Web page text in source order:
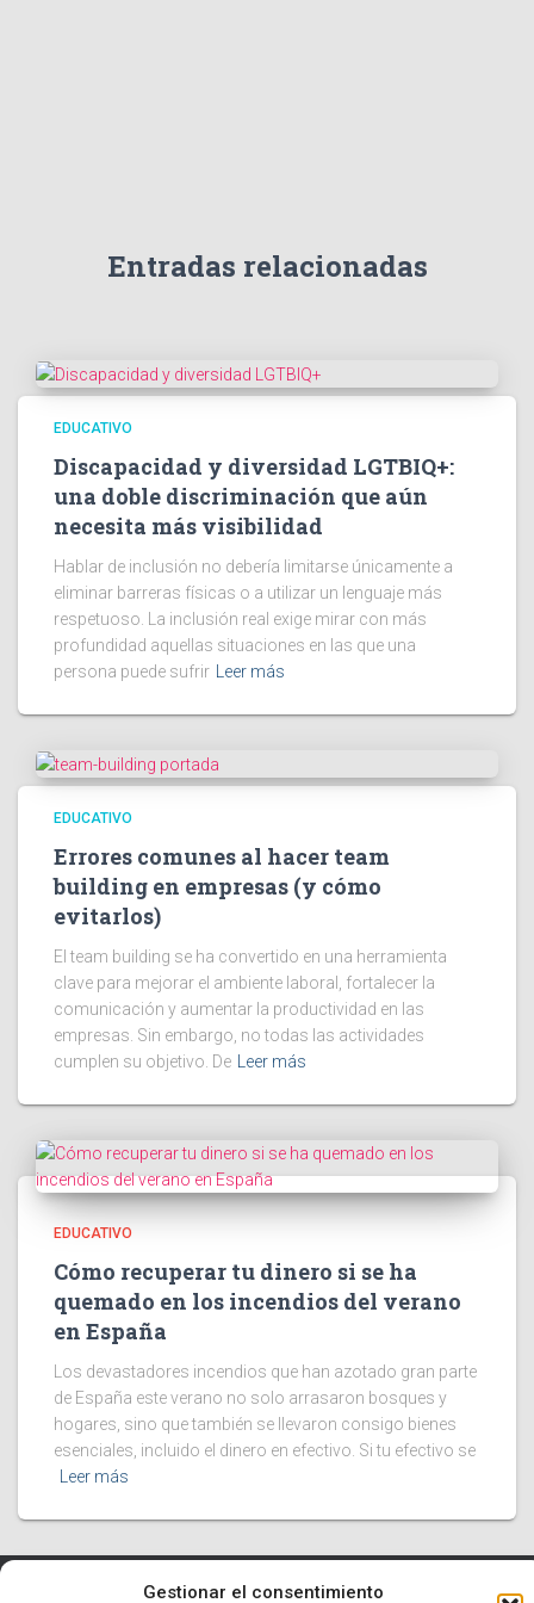
Gestionar el consentimiento
Entradas relacionadas
EDUCATIVO
Discapacidad y diversidad LGTBIQ+:
una doble discriminación que aún
necesita más visibilidad
Hablar de inclusión no debería limitarse únicamente a
eliminar barreras físicas o a utilizar un lenguaje más
respetuoso. La inclusión real exige mirar con más
profundidad aquellas situaciones en las que una
persona puede sufrir
Leer más
EDUCATIVO
Errores comunes al hacer team
building en empresas (y cómo
evitarlos)
El team building se ha convertido en una herramienta
clave para mejorar el ambiente laboral, fortalecer la
comunicación y aumentar la productividad en las
empresas. Sin embargo, no todas las actividades
cumplen su objetivo. De
Leer más
EDUCATIVO
Cómo recuperar tu dinero si se ha
quemado en los incendios del verano
en España
Los devastadores incendios que han azotado gran parte
de España este verano no solo arrasaron bosques y
hogares, sino que también se llevaron consigo bienes
esenciales, incluido el dinero en efectivo. Si tu efectivo se
Leer más